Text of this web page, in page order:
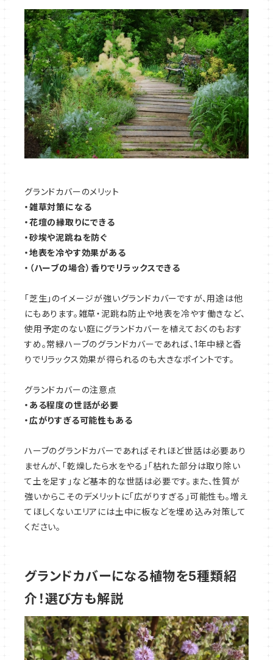
グランドカバーのメリット
・雑草対策になる
・花壇の縁取りにできる
・砂埃や泥跳ねを防ぐ
・地表を冷やす効果がある
・（ハーブの場合）香りでリラックスできる
「芝生」のイメージが強いグランドカバーですが、用途は他
にもあります。雑草・泥跳ね防止や地表を冷やす働きなど、
使用予定のない庭にグランドカバーを植えておくのもおす
すめ。常緑ハーブのグランドカバーであれば、1年中緑と香
りでリラックス効果が得られるのも大きなポイントです。
グランドカバーの注意点
・ある程度の世話が必要
・広がりすぎる可能性もある
ハーブのグランドカバーであればそれほど世話は必要あり
ませんが、「乾燥したら水をやる」「枯れた部分は取り除い
て土を足す」など基本的な世話は必要です。また、性質が
強いからこそのデメリットに「広がりすぎる」可能性も。増え
てほしくないエリアには土中に板などを埋め込み対策して
ください。
グランドカバーになる植物を5種類紹
介！選び方も解説